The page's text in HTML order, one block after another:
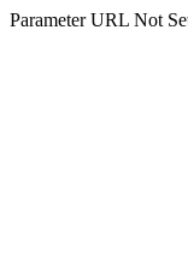
Parameter URL Not